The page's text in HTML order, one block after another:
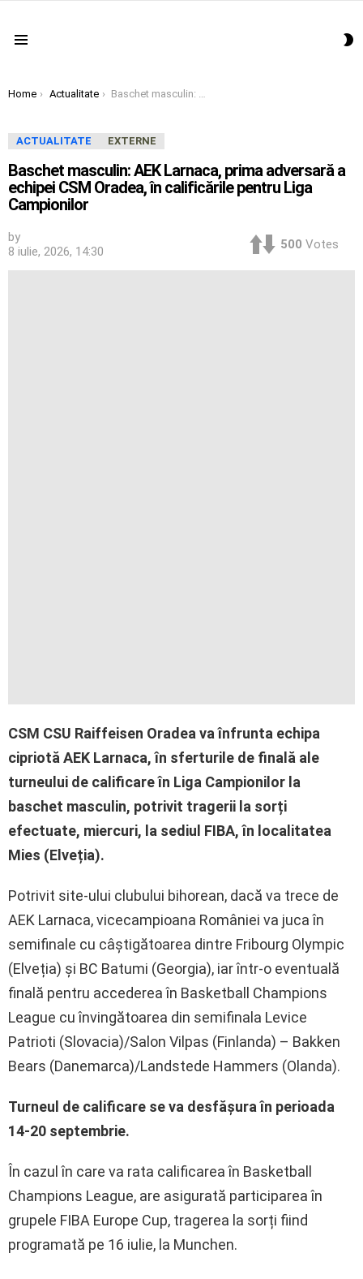
You are here:
Home Actualitate Baschet masculin: AEK Larnaca, prima adversară a echipei CSM Oradea, în calificările pentru Liga Campionilor
ACTUALITATE EXTERNE
Baschet masculin: AEK Larnaca, prima adversară a
echipei CSM Oradea, în calificările pentru Liga
Campionilor
by
8 iulie, 2026, 14:30
500 Votes
CSM CSU Raiffeisen Oradea va înfrunta echipa
cipriotă AEK Larnaca, în sferturile de finală ale
turneului de calificare în Liga Campionilor la
baschet masculin, potrivit tragerii la sorți
efectuate, miercuri, la sediul FIBA, în localitatea
Mies (Elveția).
Potrivit site-ului clubului bihorean, dacă va trece de
AEK Larnaca, vicecampioana României va juca în
semifinale cu câștigătoarea dintre Fribourg Olympic
(Elveția) și BC Batumi (Georgia), iar într-o eventuală
finală pentru accederea în Basketball Champions
League cu învingătoarea din semifinala Levice
Patrioti (Slovacia)/Salon Vilpas (Finlanda) – Bakken
Bears (Danemarca)/Landstede Hammers (Olanda).
Turneul de calificare se va desfășura în perioada
14-20 septembrie.
În cazul în care va rata calificarea în Basketball
Champions League, are asigurată participarea în
grupele FIBA Europe Cup, tragerea la sorți fiind
programată pe 16 iulie, la Munchen.